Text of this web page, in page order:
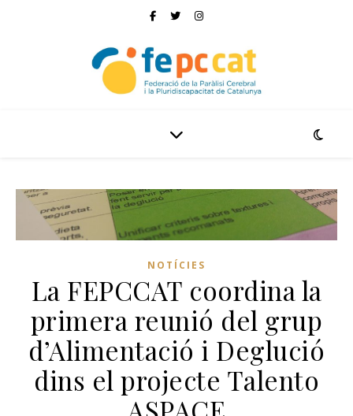
NOTÍCIES
La FEPCCAT coordina la
primera reunió del grup
d’Alimentació i Deglució
dins el projecte Talento